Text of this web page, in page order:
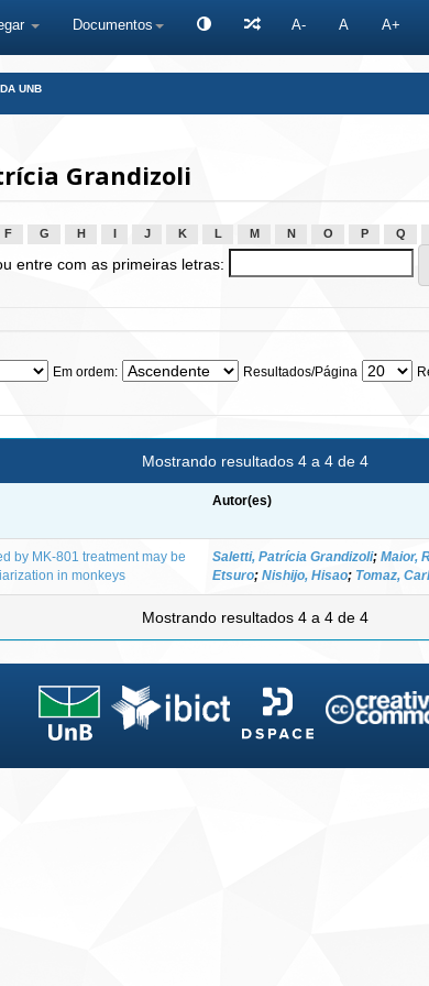
Documentos A- A A+
UNB
Grandizoli
F G H J K L M N O P Q
entre com as primeiras letras:
Em ordem: Resultados/Página
Mostrando resultados 4 a 4 de 4
Autor(es)
by MK-801 treatment may be
in monkeys
Saletti, Patrícia Grandizoli; Maior,
Etsuro; Nishijo, Hisao; Tomaz,
Mostrando resultados 4 a 4 de 4